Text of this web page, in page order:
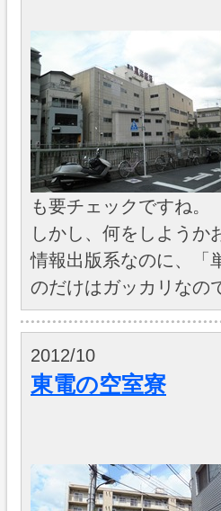
も要チェックですね。
しかし、何をしようか
情報出版系なのに、「
のだけはガッカリなの
2012/10
東電の空室寮